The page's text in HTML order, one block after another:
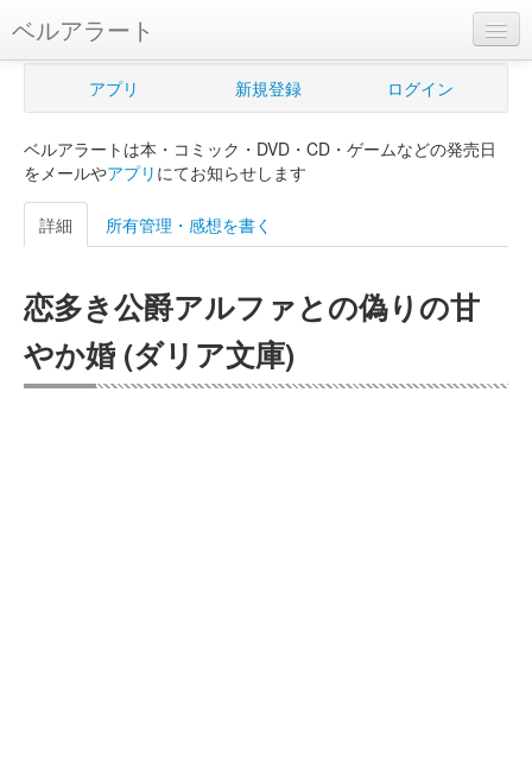
ベルアラート
ベルアラートとは
新規登録
ログイン
購入管理
Myシェルフ
アプリ 新規登録 ログイン
ベルアラートは本・コミック・DVD・CD・ゲームなどの発売日
をメールやアプリ にてお知らせします
詳細 所有管理・感想を書く
恋多き公爵アルファとの偽りの甘
やか婚 (ダリア文庫)